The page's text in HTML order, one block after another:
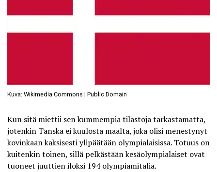
Kuva: Wikimedia Commons | Public Domain
Kun sitä miettii sen kummempia tilastoja tarkastamatta,
jotenkin Tanska ei kuulosta maalta, joka olisi menestynyt
kovinkaan kaksisesti ylipäätään olympialaisissa. Totuus on
kuitenkin toinen, sillä pelkästään kesäolympialaiset ovat
tuoneet juuttien iloksi 194 olympiamitalia.